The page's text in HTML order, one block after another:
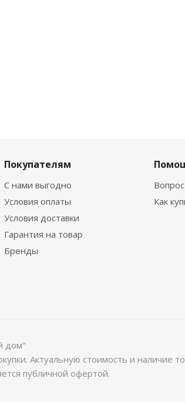
Покупателям
С нами выгодно
Условия оплаты
Условия доставки
Гарантия на товар
Бренды
Как
дом"
Актуальную стоимость и
публичной офертой.